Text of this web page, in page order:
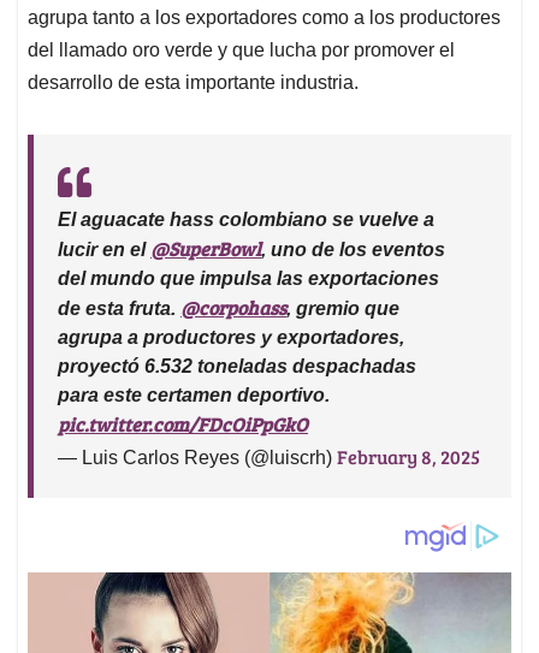
agrupa tanto a los exportadores como a los productores
del llamado oro verde y que lucha por promover el
desarrollo de esta importante industria.
El aguacate hass colombiano se vuelve a
lucir en el @SuperBowl, uno de los eventos
del mundo que impulsa las exportaciones
de esta fruta. @corpohass, gremio que
agrupa a productores y exportadores,
proyectó 6.532 toneladas despachadas
para este certamen deportivo.
pic.twitter.com/FDcOiPpGkO
— Luis Carlos Reyes (@luiscrh) February 8, 2025